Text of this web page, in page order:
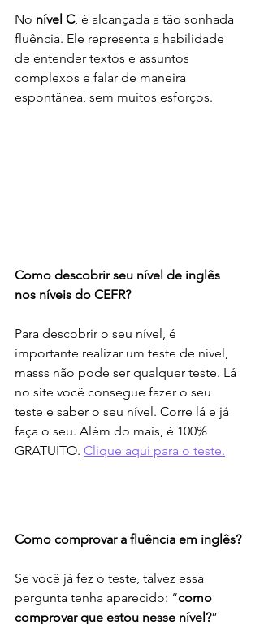
No nível C, é alcançada a tão sonhada
fluência. Ele representa a habilidade
de entender textos e assuntos
complexos e falar de maneira
espontânea, sem muitos esforços.
Como descobrir seu nível de inglês
nos níveis do CEFR?
Para descobrir o seu nível, é
importante realizar um teste de nível,
masss não pode ser qualquer teste. Lá
no site você consegue fazer o seu
teste e saber o seu nível. Corre lá e já
faça o seu. Além do mais, é 100%
GRATUITO. Clique aqui para o teste.
Como comprovar a fluência em inglês?
Se você já fez o teste, talvez essa
pergunta tenha aparecido: “como
comprovar que estou nesse nível?”